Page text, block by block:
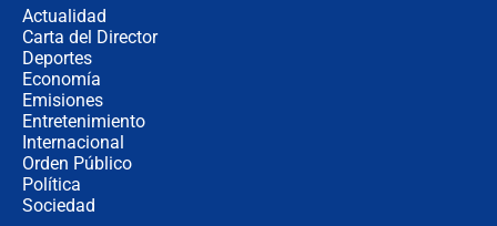
Actualidad
Carta del Director
Deportes
Economía
Emisiones
Entretenimiento
Internacional
Orden Público
Política
Sociedad